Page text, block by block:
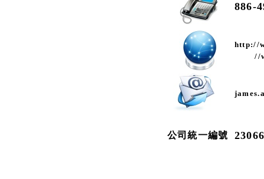
886-
http://
//
公司統一編號